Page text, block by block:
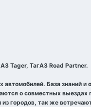
Tager, ТагАЗ Road Partner.
База знаний и
о совместных
городов, так же